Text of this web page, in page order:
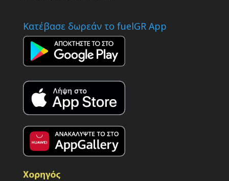
Κατέβασε δωρεάν το fuelGR App